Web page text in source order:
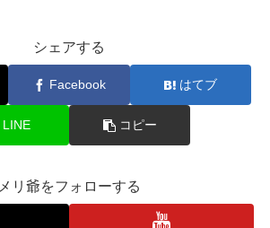
シェアする
Facebook はてブ
LINE コピー
メリ爺をフォローする